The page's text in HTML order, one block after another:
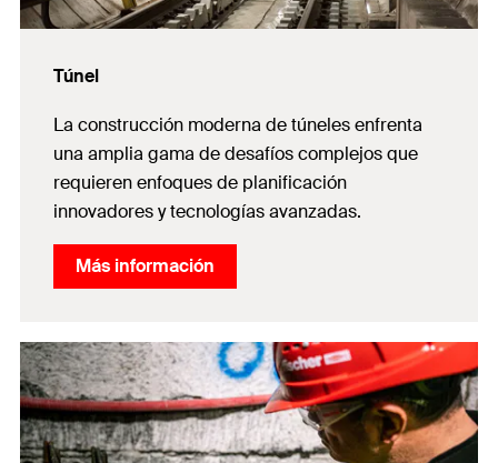
Túnel
La construcción moderna de túneles enfrenta
una amplia gama de desafíos complejos que
requieren enfoques de planificación
innovadores y tecnologías avanzadas.
Más información